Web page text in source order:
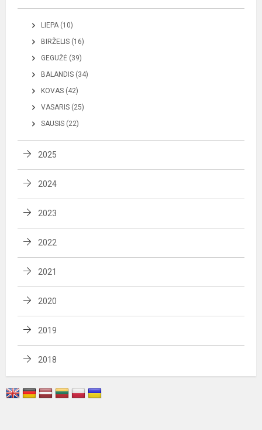
LIEPA (10)
BIRŽELIS (16)
GEGUŽĖ (39)
BALANDIS (34)
KOVAS (42)
VASARIS (25)
SAUSIS (22)
2025
2024
2023
2022
2021
2020
2019
2018